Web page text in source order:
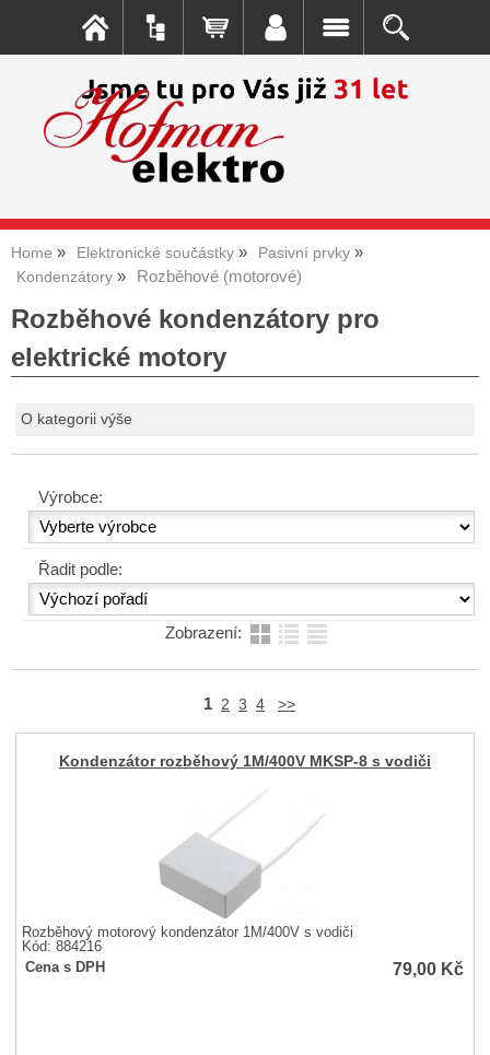
Home Elektronické součástky
Pasivní prvky
Kondenzátory
Rozběhové (motorové)
Rozběhové kondenzátory pro
elektrické motory
O kategorii výše
Výrobce:
Řadit podle:
Zobrazení:
1 2 3 4 >>
Kondenzátor rozběhový 1M/400V MKSP-8 s vodiči
Rozběhový motorový kondenzátor 1M/400V s vodiči
Kód: 884216
Cena s DPH
79,00 Kč